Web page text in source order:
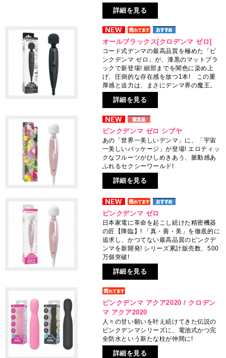
詳細を見る
オールブラックス[クロデンマ ゼロ]
コード式デンマの最高品質を極めた「ピ
ンクデンマ ゼロ」が、漆黒のマットブラ
ックで新登場! 細部までを闇色に染め上
げ、圧倒的な存在感を放つ1本! この重
厚感と迫力は、まさにデンマ界の魔王。
詳細を見る
ピンクデンマ ゼロ シブヤ
あの「世界一美しいデンマ」に、「宇宙
一美しいパッケージ」が登場! エロティッ
クなフルーツがひしめきあう、脈動感あ
ふれるセクシーワールド!
詳細を見る
ピンクデンマ ゼロ
日本家電に革命を起こし続けた精密機器
の匠【降臨】! 「真・善・美」を徹底的に
追求し、かつてない最高品質のピンクデ
ンマを新開発! シリーズ累計販売数、500
万個突破!
詳細を見る
ピンクデンマ アクア2020 / クロデン
マ アクア2020
人々の甘い願いを叶え続けてきた伝説の
ピンクデンマシリーズに、電池式かつ完
全防水という新たな柱が仲間に!
詳細を見る